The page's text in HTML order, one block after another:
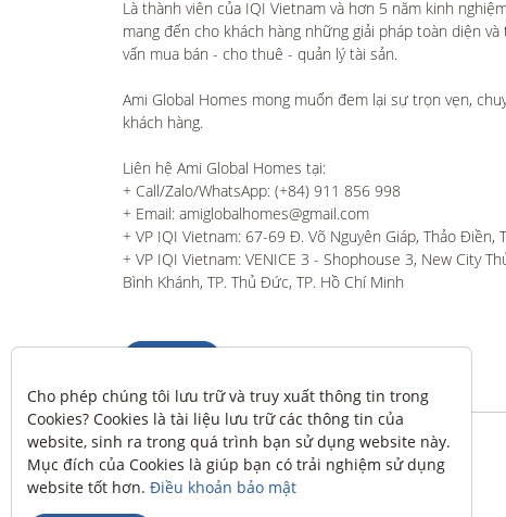
Là thành viên của IQI Vietnam và hơn 5 năm kinh
mang đến cho khách hàng những giải pháp toàn diện
vấn mua bán - cho thuê - quản lý tài sản.
Ami Global Homes mong muốn đem lại sự trọn vẹn,
khách hàng.
Liên hệ Ami Global Homes tại:
+ Call/Zalo/WhatsApp: (+84) 911 856 998
+ Email: amiglobalhomes@gmail.com
+ VP IQI Vietnam: 67-69 Đ. Võ Nguyên Giáp, Thảo Điền,
+ VP IQI Vietnam: VENICE 3 - Shophouse 3, New City
Bình Khánh, TP. Thủ Đức, TP. Hồ Chí Minh
Cho phép chúng tôi lưu trữ và truy xuất thông tin trong
Cookies? Cookies là tài liệu lưu trữ các thông tin của
website, sinh ra trong quá trình bạn sử dụng website này.
Mục đích của Cookies là giúp bạn có trải nghiệm sử dụng
website tốt hơn. Điều khoản bảo mật